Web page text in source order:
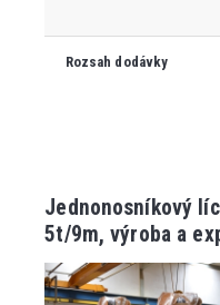
Rozsah dodávky
Jednonosníkový
5t/9m, výroba a